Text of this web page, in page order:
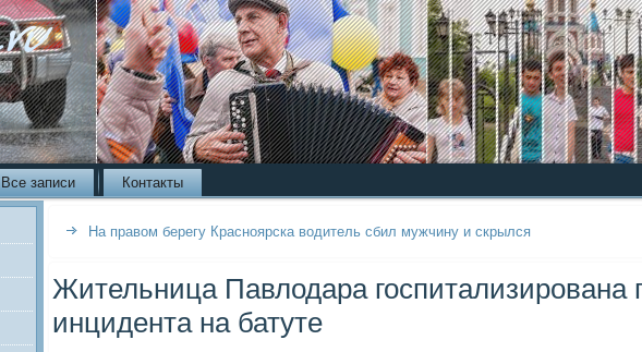
Все записи Контакты
На правом берегу Красноярска водитель сбил мужчину и скрылся
Жительница Павлодара госпитализирована
инцидента на батуте